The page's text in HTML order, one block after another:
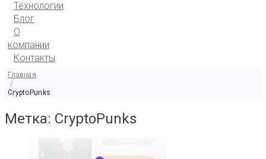
Технологии
Блог
О
компании
Контакты
Главная
/
CryptoPunks
Метка: CryptoPunks